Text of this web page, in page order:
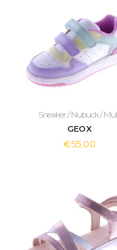
Sneaker / Nubuck /
GEOX
€55,00